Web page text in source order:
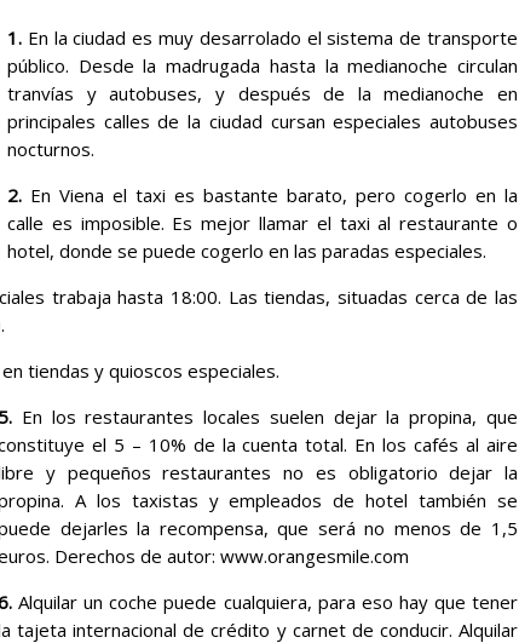
1. En la ciudad es muy desarrolado el sistema de transporte
público. Desde la madrugada hasta la medianoche circulan
tranvías y autobuses, y después de la medianoche en
principales calles de la ciudad cursan especiales autobuses
nocturnos.
2. En Viena el taxi es bastante barato, pero cogerlo en la
calle es imposible. Es mejor llamar el taxi al restaurante o
hotel, donde se puede cogerlo en las paradas especiales.
trabaja hasta 18:00. Las tiendas, situadas cerca de las
tiendas y quioscos especiales.
5. En los restaurantes locales suelen dejar la propina, que
el 5 – 10% de la cuenta total. En los cafés al aire
y pequeños restaurantes no es obligatorio dejar la
A los taxistas y empleados de hotel también se
dejarles la recompensa, que será no menos de 1,5
Derechos de autor: www.orangesmile.com
Alquilar un coche puede cualquiera, para eso hay que tener
tajeta internacional de crédito y carnet de conducir. Alquilar